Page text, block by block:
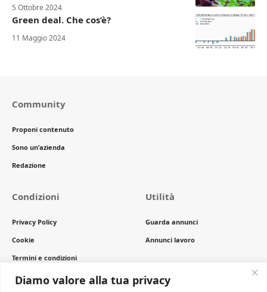
Diamo valore alla tua privacy
5 Ottobre 2024
Green deal. Che cos’è?
11 Maggio 2024
Community
Proponi contenuto
Sono un’azienda
Redazione
Condizioni
Privacy Policy
Cookie
Termini e condizioni
Copyright
Utilità
Guarda annunci
Annunci lavoro